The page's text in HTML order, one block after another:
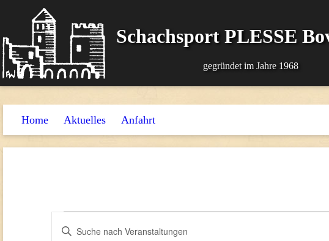
Schachsport PLESSE
gegründet im Jahre 1968
Home Aktuelles Anfahrt
Suche
Bitte
Schlüsselwort